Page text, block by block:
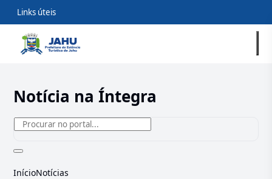
Links úteis
Notícia na Íntegra
InícioNotícias